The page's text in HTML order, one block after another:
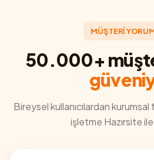
MÜŞTERİ
50.000+
Bireysel kullanıcılardan
işletme Hazırsite